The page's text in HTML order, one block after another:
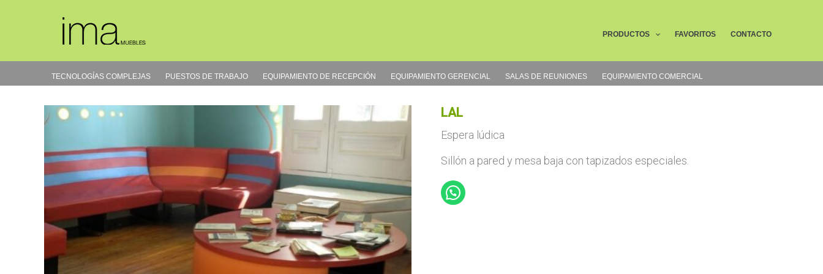
PRODUCTOS FAVORITOS CONTACTO
TECNOLOGÍAS COMPLEJAS PUESTOS DE TRABAJO EQUIPAMIENTO DE RECEPCIÓN EQUIPAMIENTO GERENCIAL SALAS DE REUNIONES EQUIPAMIENTO COMERCIAL
LAL
Espera lúdica
Sillón a pared y mesa baja con tapizados especiales.